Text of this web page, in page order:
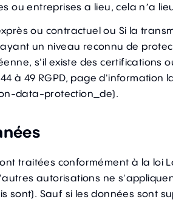
ou entreprises a lieu, cela n’a
ou contractuel ou Si la
un niveau reconnu de
s'il existe des
à 49 RGPD, page d'information
data-protection_de).
traitées conformément à la loi
autorisations ne
sont). Sauf si les données sont